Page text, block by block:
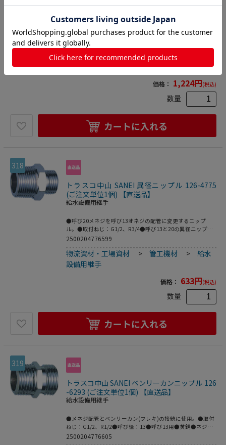
給水設備用継手
●根元から曲げることができるタイプです。●ねじサイズ：
G1/2●全長(mm)：400●使用温度範囲(℃)：最高使用温度
80℃●呼び径：13●パイプ山径16mm●EPDMパッキン付き
●ステンレス(SUS304)
2500204776308
物流資材・工場資材>管工機材
設備用継手
価格： 1,224円(税込)
数量
カートに入れる
318
トラスコ中山 SANEI 異径ニップル 126-4775
(ご注文単位1個) 【直送品】
給水設備用継手
●呼び20メネジを呼び13オネジの配管に変更するニップ
ル。●取付ねじ：G1/2、R3/4●呼び13と20の異径ニップ
ル。●黄銅●ネジサイズをご確認下さい。
2500204776599
物流資材・工場資材 >管工機材 > 給水
設備用継手
価格： 633円(税込)
数量
カートに入れる
319
トラスコ中山 SANEI ベンリーカンニップル 126
-6293 (ご注文単位1個) 【直送品】
給水設備用継手
●メネジ配管とベンリーカン(フレキ)の接続に使用。●取付
ねじ：G1/2、R1/2●呼び径：13●呼び13用●黄銅●ネジサ
イズをご確認下さい。
2500204776605